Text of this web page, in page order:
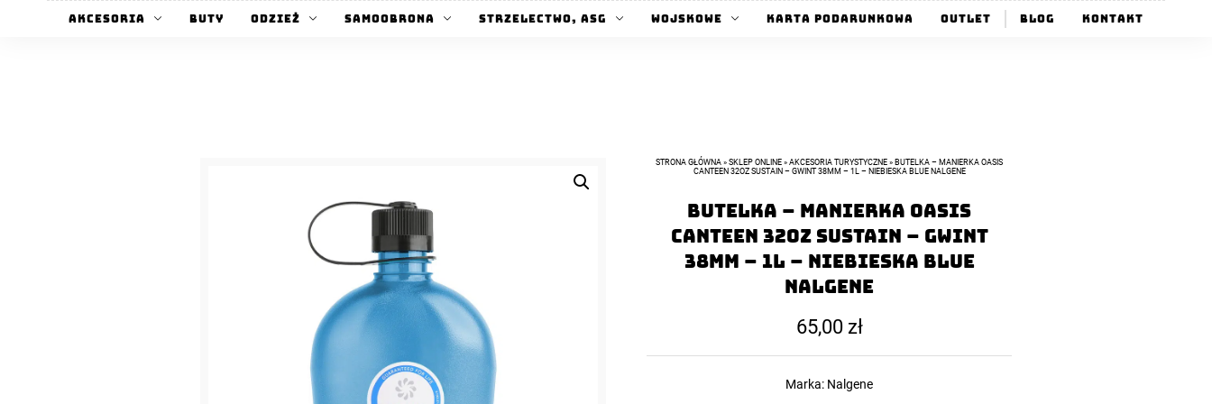
Akcesoria Buty Odzież Samoobrona Strzelectwo, ASG Wojskowe Karta Podarunkowa Outlet Blog Kontakt
STRONA GŁÓWNA » SKLEP ONLINE » AKCESORIA TURYSTYCZNE » BUTELKA – MANIERKA OASIS
CANTEEN 32OZ SUSTAIN – GWINT 38MM – 1L – NIEBIESKA BLUE NALGENE
Butelka – Manierka Oasis
Canteen 32oz Sustain – Gwint
38mm – 1L – Niebieska Blue
Nalgene
65,00 zł
Marka: Nalgene